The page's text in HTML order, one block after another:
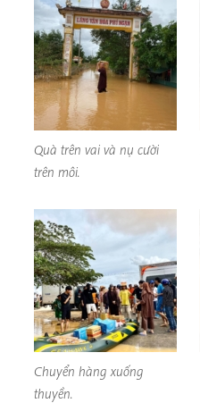
Quà trên vai và nụ cười
trên môi.
Chuyển hàng xuống
thuyền.